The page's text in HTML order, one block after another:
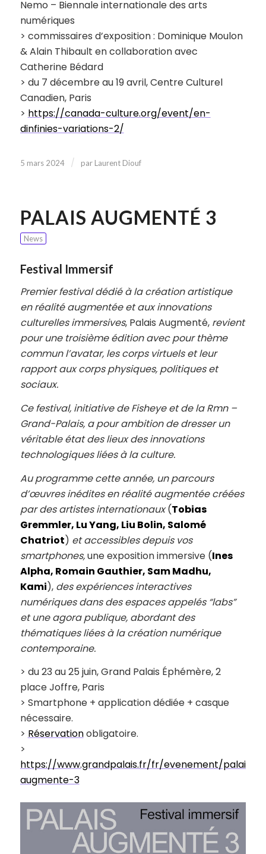
Nemo – Biennale internationale des arts
numériques
> commissaires d’exposition : Dominique Moulon
& Alain Thibault en collaboration avec
Catherine Bédard
> du 7 décembre au 19 avril, Centre Culturel
Canadien, Paris
> https://canada-culture.org/event/en-
dinfinies-variations-2/
5 mars 2024 / par Laurent Diouf
PALAIS AUGMENTÉ 3
News
Festival Immersif
Premier festival dédié à la création artistique
en réalité augmentée et aux innovations
culturelles immersives, Palais Augmenté,revient
pour une troisième édition avec pour thème
commun l’avatar, les corps virtuels et leur
rapport aux corps physiques, politiques et
sociaux.
Ce festival, initiative de Fisheye et de la Rmn –
Grand-Palais, a pour ambition de dresser un
véritable état des lieux des innovations
technologiques liées à la culture.
Au programme cette année, un parcours
d’œuvres inédites en réalité augmentée créées
par des artistes internationaux(Tobias
Gremmler, Lu Yang, Liu Bolin, Salomé
Chatriot) et accessibles depuis vos
smartphones,une exposition immersive (Ines
Alpha, Romain Gauthier, Sam Madhu,
Kami), des expériences interactives
numériques dans des espaces appelés “labs”
et une agora publique, abordant des
thématiques liées à la création numérique
contemporaine.
> du 23 au 25 juin, Grand Palais Éphémère, 2
place Joffre, Paris
> Smartphone + application dédiée + casque
nécessaire.
> Réservationobligatoire.
>
https://www.grandpalais.fr/fr/evenement/palais-
augmente-3